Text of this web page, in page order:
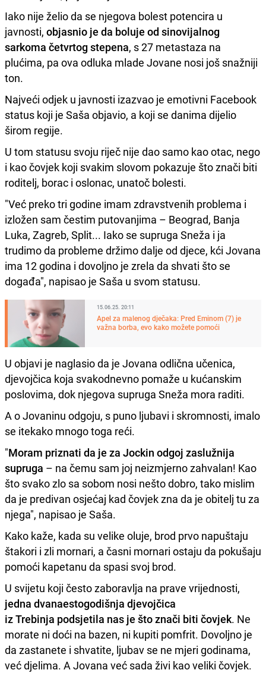
Iako nije želio da se njegova bolest potencira u
javnosti, objasnio je da boluje od sinovijalnog
sarkoma četvrtog stepena, s 27 metastaza na
plućima, pa ova odluka mlade Jovane nosi još snažniji
ton.
Najveći odjek u javnosti izazvao je emotivni Facebook
status koji je Saša objavio, a koji se danima dijelio
širom regije.
U tom statusu svoju riječ nije dao samo kao otac, nego
i kao čovjek koji svakim slovom pokazuje što znači biti
roditelj, borac i oslonac, unatoč bolesti.
"Već preko tri godine imam zdravstvenih problema i
izložen sam čestim putovanjima – Beograd, Banja
Luka, Zagreb, Split... Iako se supruga Sneža i ja
trudimo da probleme držimo dalje od djece, kći Jovana
ima 12 godina i dovoljno je zrela da shvati što se
događa", napisao je Saša u svom statusu.
15.06.25. 20:11
Apel za malenog dječaka: Pred Eminom (7) je
važna borba, evo kako možete pomoći
U objavi je naglasio da je Jovana odlična učenica,
djevojčica koja svakodnevno pomaže u kućanskim
poslovima, dok njegova supruga Sneža mora raditi.
A o Jovaninu odgoju, s puno ljubavi i skromnosti, imalo
se itekako mnogo toga reći.
"Moram priznati da je za Jockin odgoj zaslužnija
supruga – na čemu sam joj neizmjerno zahvalan! Kao
što svako zlo sa sobom nosi nešto dobro, tako mislim
da je predivan osjećaj kad čovjek zna da je obitelj tu za
njega", napisao je Saša.
Kako kaže, kada su velike oluje, brod prvo napuštaju
štakori i zli mornari, a časni mornari ostaju da pokušaju
pomoći kapetanu da spasi svoj brod.
U svijetu koji često zaboravlja na prave vrijednosti,
jedna dvanaestogodišnja djevojčica
iz Trebinja podsjetila nas je što znači biti čovjek. Ne
morate ni doći na bazen, ni kupiti pomfrit. Dovoljno je
da zastanete i shvatite, ljubav se ne mjeri godinama,
već djelima. A Jovana već sada živi kao veliki čovjek.